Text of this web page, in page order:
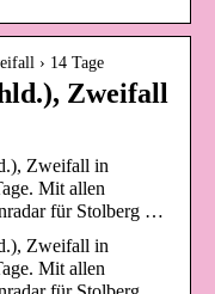
› 14 Tage
Zweifall
Zweifall in
Mit allen
für Stolberg …
Zweifall in
Mit allen